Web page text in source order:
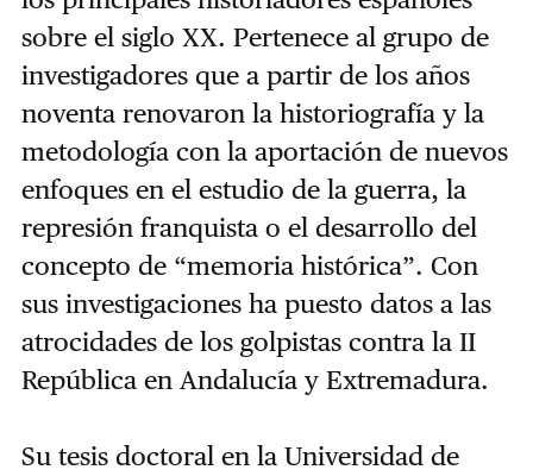
sobre el siglo XX. Pertenece al grupo de
investigadores que a partir de los años
noventa renovaron la historiografía y la
metodología con la aportación de nuevos
enfoques en el estudio de la guerra, la
represión franquista o el desarrollo del
concepto de “memoria histórica”. Con
sus investigaciones ha puesto datos a las
atrocidades de los golpistas contra la II
República en Andalucía y Extremadura.
Su tesis doctoral en la Universidad de